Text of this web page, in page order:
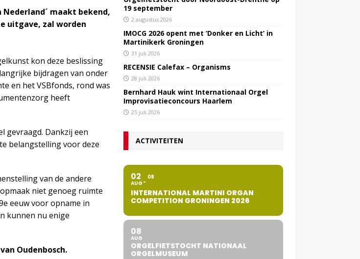
maakt bekend,
uitgave, zal worden
kon deze beslissing
bijdragen van onder
en het VSBfonds, rond was
heeft
gevraagd. Dankzij een
belangstelling voor deze
van de andere
niet genoeg ruimte
eeuw voor opname in
kunnen nu enige
Oudenbosch.
19 september
2 augustus 2026
IMOCG 2026 opent met ‘Donker en Licht’ in
Martinikerk Groningen
31 juli 2026
RECENSIE Calefax – Organisms
28 juli 2026
Bernhard Hauk wint Internationaal Orgel
Improvisatieconcours Haarlem
25 juli 2026
ACTIVITEITEN
02
AUG
08
INTERNATIONAL MARTINI ORGAN
COMPETITION GRONINGEN 2026
08
AUG
ORGELFIETSTOCHT NATIONAAL
ORGELMUSEUM